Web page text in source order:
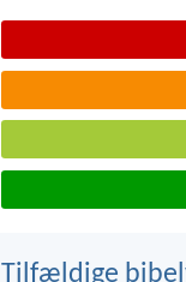
Tilfældige